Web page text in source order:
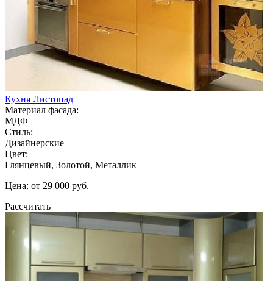
Кухня Листопад
Материал фасада:
МДФ
Стиль:
Дизайнерские
Цвет:
Глянцевый, Золотой, Металлик
Цена: от 29 000 руб.
Рассчитать